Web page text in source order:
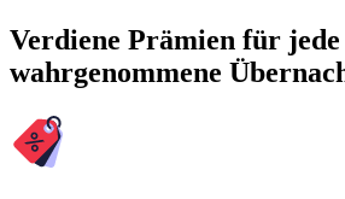
Verdiene Prämien für jede
wahrgenommene